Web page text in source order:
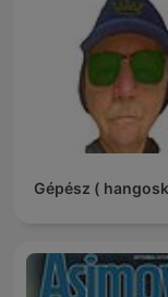
Gépész (